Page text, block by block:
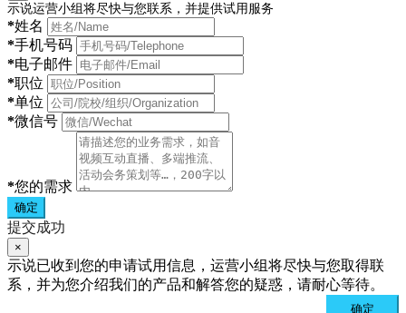
示说运营小组将尽快与您联系，并提供试用服务
*姓名
*手机号码
*电子邮件
*职位
*单位
*微信号
*您的需求
确定
提交成功
×
示说已收到您的申请试用信息，运营小组将尽快与您取得联
系，并为您介绍我们的产品和解答您的疑惑，请耐心等待。
确定